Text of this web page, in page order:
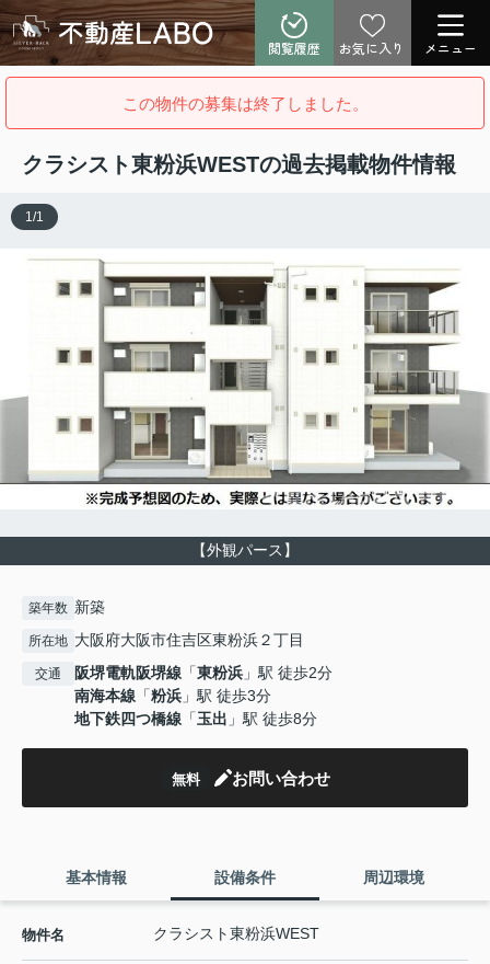
閲覧履歴 お気に入り メニュー
この物件の募集は終了しました。
クラシスト東粉浜WESTの過去掲載物件情報
【外観パース】
1 /1
築年数 新築
所在地 大阪府大阪市住吉区東粉浜２丁目
交通 阪堺電軌阪堺線 「東粉浜 」駅 徒歩2分
南海本線 「粉浜 」駅 徒歩3分
地下鉄四つ橋線 「玉出 」駅 徒歩8分
無料 お問い合わせ
基本情報 設備条件 周辺環境
物件名 クラシスト東粉浜WEST